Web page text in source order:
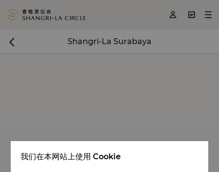
  
 Shangri-La Surabaya
我们在本网站上使用 Cookie